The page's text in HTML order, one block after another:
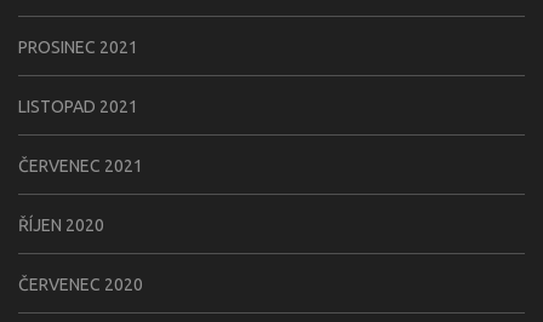
PROSINEC 2021
LISTOPAD 2021
ČERVENEC 2021
ŘÍJEN 2020
ČERVENEC 2020